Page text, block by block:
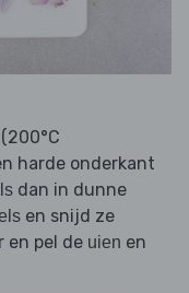
harde onderkant
dan in dunne
en snijd ze
en pel de uien en